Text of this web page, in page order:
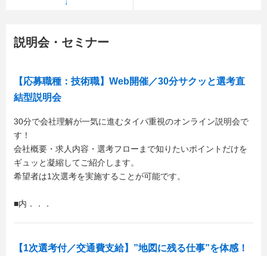
説明会・セミナー
【応募職種：技術職】Web開催／30分サクッと選考直
結型説明会
30分で会社理解が一気に進むタイパ重視のオンライン説明会で
す！
会社概要・求人内容・選考フローまで知りたいポイントだけを
ギュッと凝縮してご紹介します。
希望者は1次選考を実施することが可能です。
■内．．．
【1次選考付／交通費支給】”地図に残る仕事”を体感！